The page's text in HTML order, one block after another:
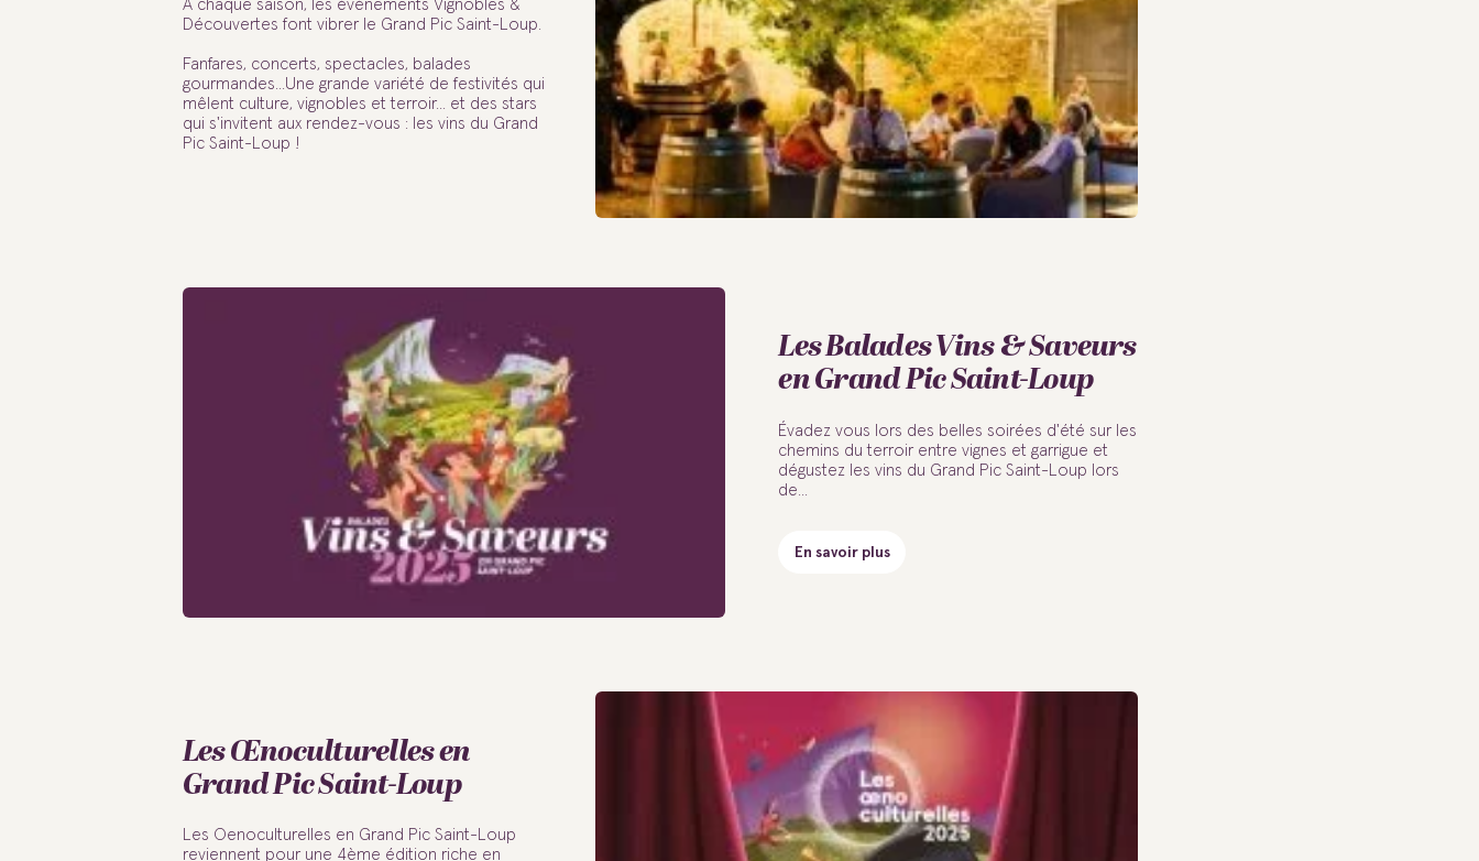
A chaque saison, les évènements Vignobles &
Découvertes font vibrer le Grand Pic Saint-Loup.
Fanfares, concerts, spectacles, balades
gourmandes...Une grande variété de festivités qui
mêlent culture, vignobles et terroir... et des stars
qui s'invitent aux rendez-vous : les vins du Grand
Pic Saint-Loup !
Les Balades Vins & Saveurs
en Grand Pic Saint-Loup
Évadez vous lors des belles soirées d'été sur les
chemins du terroir entre vignes et garrigue et
dégustez les vins du Grand Pic Saint-Loup lors
de...
En savoir plus
Les Œnoculturelles en
Grand Pic Saint-Loup
Les Oenoculturelles en Grand Pic Saint-Loup
reviennent pour une 4ème édition riche en